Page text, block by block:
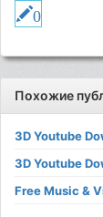
0
Похожие
3D Youtube
3D Youtube
Free Music &